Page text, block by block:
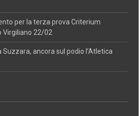
per la terza prova Criterium
Virgiliano 22/02
Suzzara, ancora sul podio l’Atletica